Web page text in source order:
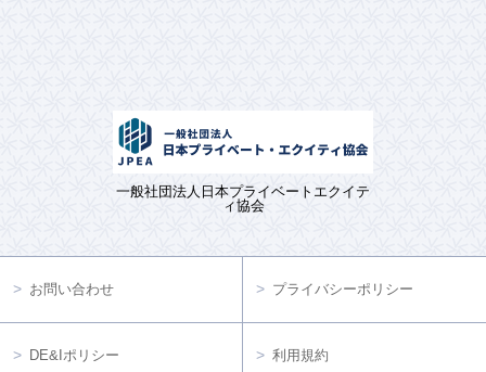
一般社団法人日本プライベートエクイテ
ィ協会
お問い合わせ プライバシーポリシー
DE&Iポリシー 利用規約